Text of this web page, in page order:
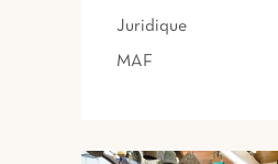
Juridique
MAF